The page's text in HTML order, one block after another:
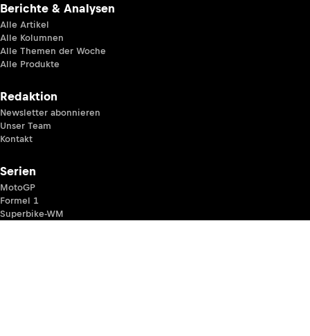
Berichte & Analysen
Alle Artikel
Alle Kolumnen
Alle Themen der Woche
Alle Produkte
Redaktion
Newsletter abonnieren
Unser Team
Kontakt
Serien
MotoGP
Formel 1
Superbike-WM